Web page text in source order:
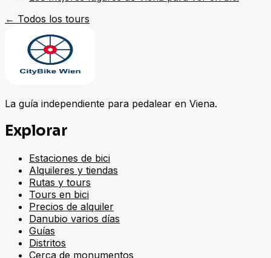
← Todos los tours
La guía independiente para pedalear en Viena.
Explorar
Estaciones de bici
Alquileres y tiendas
Rutas y tours
Tours en bici
Precios de alquiler
Danubio varios días
Guías
Distritos
Cerca de monumentos